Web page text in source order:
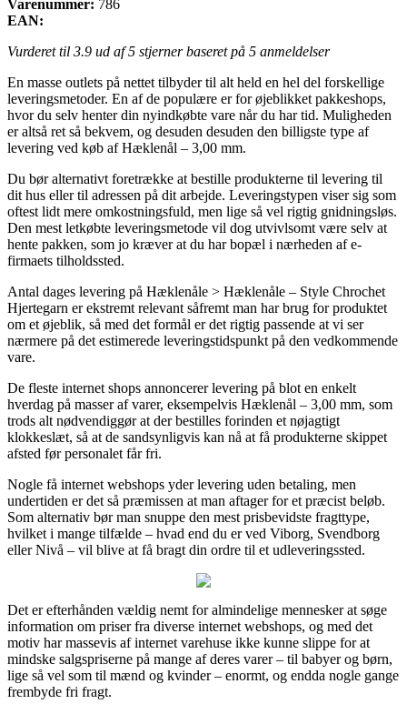
Varenummer: 786
EAN:
Vurderet til 3.9 ud af 5 stjerner baseret på 5 anmeldelser
En masse outlets på nettet tilbyder til alt held en hel del forskellige
leveringsmetoder. En af de populære er for øjeblikket pakkeshops,
hvor du selv henter din nyindkøbte vare når du har tid. Muligheden
er altså ret så bekvem, og desuden desuden den billigste type af
levering ved køb af Hæklenål – 3,00 mm.
Du bør alternativt foretrække at bestille produkterne til levering til
dit hus eller til adressen på dit arbejde. Leveringstypen viser sig som
oftest lidt mere omkostningsfuld, men lige så vel rigtig gnidningsløs.
Den mest letkøbte leveringsmetode vil dog utvivlsomt være selv at
hente pakken, som jo kræver at du har bopæl i nærheden af e-
firmaets tilholdssted.
Antal dages levering på Hæklenåle > Hæklenåle – Style Chrochet
Hjertegarn er ekstremt relevant såfremt man har brug for produktet
om et øjeblik, så med det formål er det rigtig passende at vi ser
nærmere på det estimerede leveringstidspunkt på den vedkommende
vare.
De fleste internet shops annoncerer levering på blot en enkelt
hverdag på masser af varer, eksempelvis Hæklenål – 3,00 mm, som
trods alt nødvendiggør at der bestilles forinden et nøjagtigt
klokkeslæt, så at de sandsynligvis kan nå at få produkterne skippet
afsted før personalet får fri.
Nogle få internet webshops yder levering uden betaling, men
undertiden er det så præmissen at man aftager for et præcist beløb.
Som alternativ bør man snuppe den mest prisbevidste fragttype,
hvilket i mange tilfælde – hvad end du er ved Viborg, Svendborg
eller Nivå – vil blive at få bragt din ordre til et udleveringssted.
Det er efterhånden vældig nemt for almindelige mennesker at søge
information om priser fra diverse internet webshops, og med det
motiv har massevis af internet varehuse ikke kunne slippe for at
mindske salgspriserne på mange af deres varer – til babyer og børn,
lige så vel som til mænd og kvinder – enormt, og endda nogle gange
frembyde fri fragt.